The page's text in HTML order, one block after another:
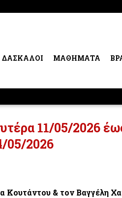
ΔΑΣΚΑΛΟΙ ΜΑΘΗΜΑΤΑ
11/05/2026
05/2026
& τον Βαγγέλη